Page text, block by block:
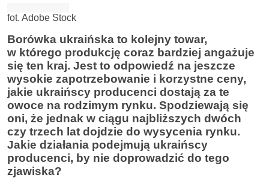
fot. Adobe Stock
Borówka ukraińska to kolejny towar,
w którego produkcję coraz bardziej angażuje
się ten kraj. Jest to odpowiedź na jeszcze
wysokie zapotrzebowanie i korzystne ceny,
jakie ukraińscy producenci dostają za te
owoce na rodzimym rynku. Spodziewają się
oni, że jednak w ciągu najbliższych dwóch
czy trzech lat dojdzie do wysycenia rynku.
Jakie działania podejmują ukraińscy
producenci, by nie doprowadzić do tego
zjawiska?